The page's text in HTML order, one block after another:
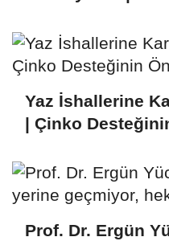
Yaz İshallerine
| Çinko
Prof. Dr. Ergün